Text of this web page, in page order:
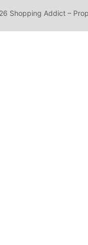
Shopping Addict –